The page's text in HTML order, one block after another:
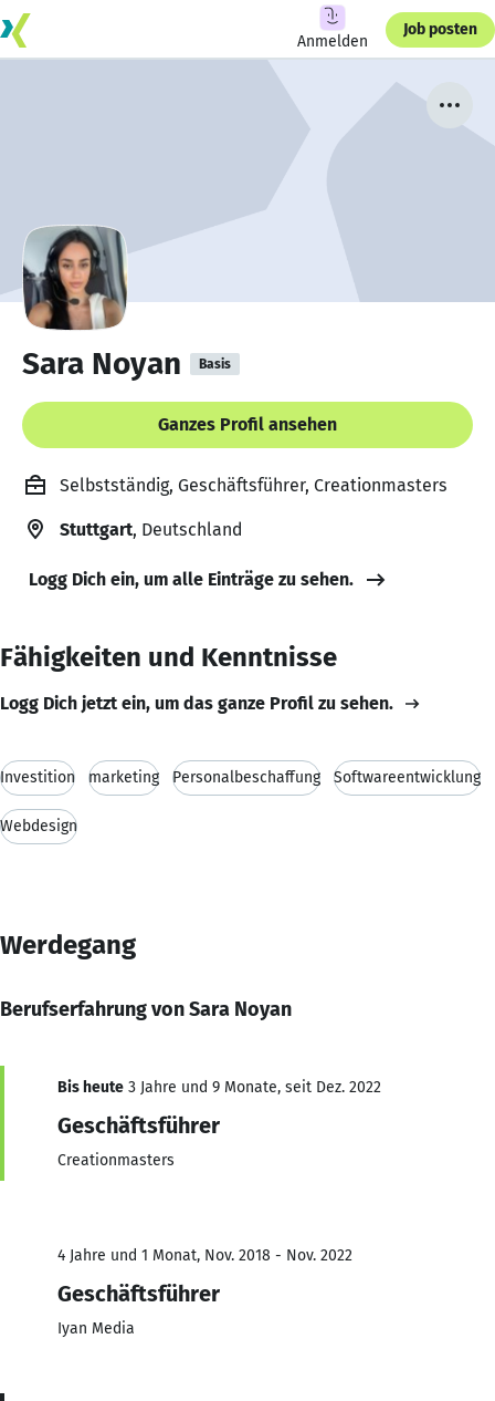
Anmelden
Job posten
Sara Noyan Basis
Ganzes Profil ansehen
Selbstständig, Geschäftsführer, Creationmasters
Stuttgart, Deutschland
Logg Dich ein, um alle Einträge zu sehen.
Fähigkeiten und Kenntnisse
Logg Dich jetzt ein, um das ganze Profil zu sehen.
Investition marketing Personalbeschaffung Softwareentwicklung
Webdesign
Werdegang
Berufserfahrung von Sara Noyan
Bis heute 3 Jahre und 9 Monate, seit Dez. 2022
Geschäftsführer
Creationmasters
4 Jahre und 1 Monat, Nov. 2018 - Nov. 2022
Geschäftsführer
Iyan Media